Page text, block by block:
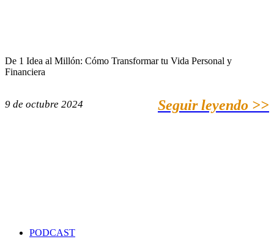
De 1 Idea al Millón: Cómo Transformar tu Vida Personal y
Financiera
9 de octubre 2024 Seguir leyendo >>
PODCAST